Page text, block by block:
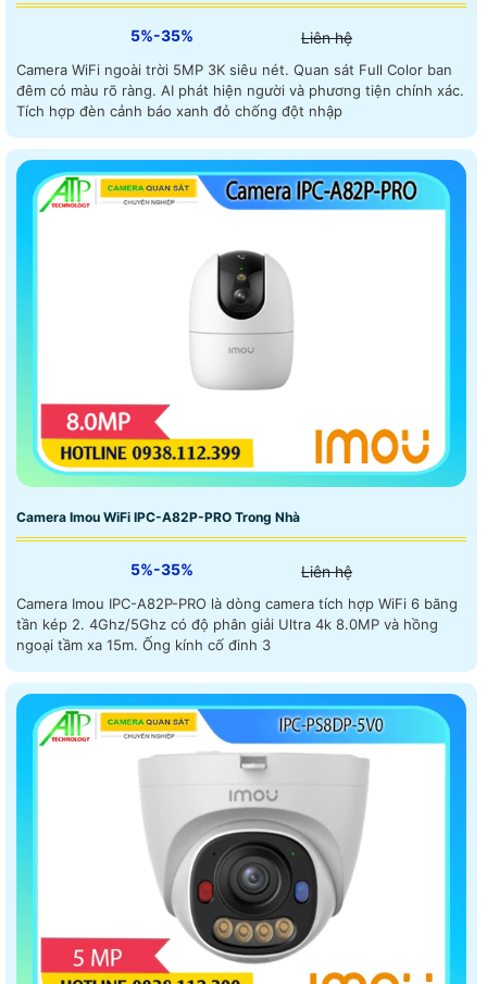
5%-35% Liên hệ
Camera WiFi ngoài trời 5MP 3K siêu nét. Quan sát Full Color ban
đêm có màu rõ ràng. AI phát hiện người và phương tiện chính xác.
Tích hợp đèn cảnh báo xanh đỏ chống đột nhập
Camera Imou WiFi IPC-A82P-PRO Trong Nhà
5%-35% Liên hệ
Camera Imou IPC-A82P-PRO là dòng camera tích hợp WiFi 6 băng
tần kép 2. 4Ghz/5Ghz có độ phân giải Ultra 4k 8.0MP và hồng
ngoại tầm xa 15m. Ống kính cố đinh 3